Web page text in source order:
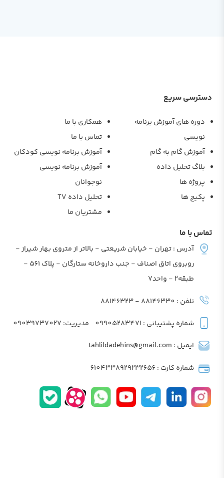
دسترسی سریع
دوره های آموزش برنامه
نویسی
آموزش گام به گام
بلاگ تحلیل داده
پروژه ها
پکیج ها
همکاری با ما
تماس با ما
آموزش برنامه نویسی کودکان
آموزش برنامه نویسی
نوجوانان
تحلیل داده TV
مشتریان ما
تماس با ما
آدرس : تهران - خیابان شریعتی - بالاتر از متروی بهار شیراز -
روبروی اتاق اصناف - جنب داروخانه ستارگان - پلاک 561 -
طبقه2 - واحد7
تلفن : 88146330 - 88146323
شماره پشتیبانی : 09905283471 مدیریت: 09039737027
ایمیل : tahlildadehins@gmail.com
شماره کارت : 6104338929232656